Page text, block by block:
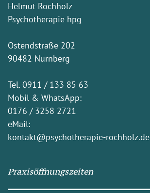
Helmut Rochholz
Psychotherapie hpg
Ostendstraße 202
90482 Nürnberg
Tel. 0911 / 133 85 63
Mobil & WhatsApp:
0176 / 3258 2721
eMail:
kontakt@psychotherapie-rochholz.de
Praxisöffnungszeiten